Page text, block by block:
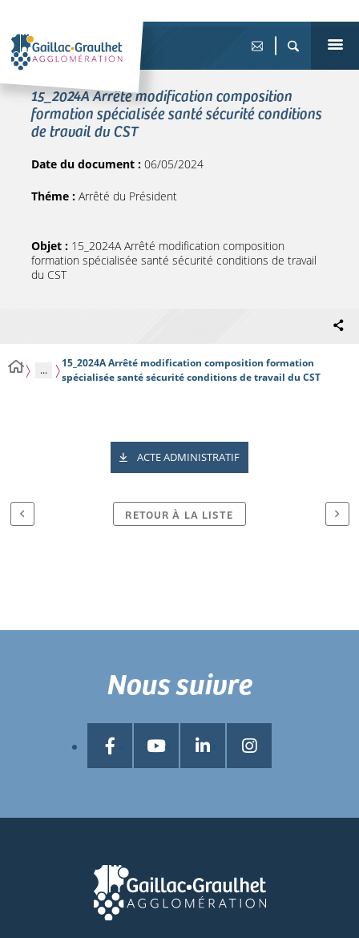
15_2024A Arrêté modification composition
formation spécialisée santé sécurité conditions
de travail du CST
Date du document : 06/05/2024
Théme : Arrêté du Président
Objet : 15_2024A Arrêté modification composition
formation spécialisée santé sécurité conditions de travail
du CST
...
15_2024A Arrêté modification composition formation
spécialisée santé sécurité conditions de travail du CST
ACTE ADMINISTRATIF
RETOUR À LA LISTE
Nous suivre